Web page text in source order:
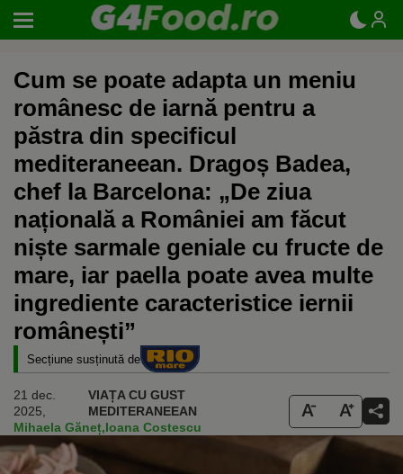
Cum se poate adapta un meniu
românesc de iarnă pentru a
păstra din specificul
mediteraneean. Dragoș Badea,
chef la Barcelona: „De ziua
națională a României am făcut
niște sarmale geniale cu fructe de
mare, iar paella poate avea multe
ingrediente caracteristice iernii
românești”
Secțiune susținută de
21 dec.
2025,
VIAȚA CU GUST
MEDITERANEEAN
Mihaela Găneț,Ioana Costescu